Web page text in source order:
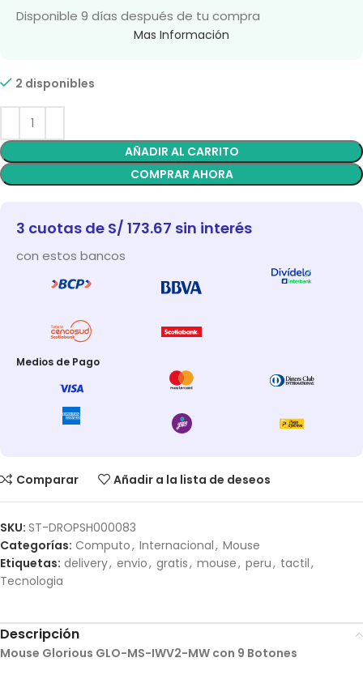
Disponible 9 días después de tu compra
Mas Información
2 disponibles
AÑADIR AL CARRITO
COMPRAR AHORA
3 cuotas de S/ 173.67 sin interés
con estos bancos
Medios de Pago
Comparar Añadir a la lista de deseos
SKU: ST-DROPSH000083
Categorías: Computo, Internacional, Mouse
Etiquetas: delivery, envio, gratis, mouse, peru, tactil,
Tecnologia
Descripción
Mouse Glorious GLO-MS-IWV2-MW con 9 Botones